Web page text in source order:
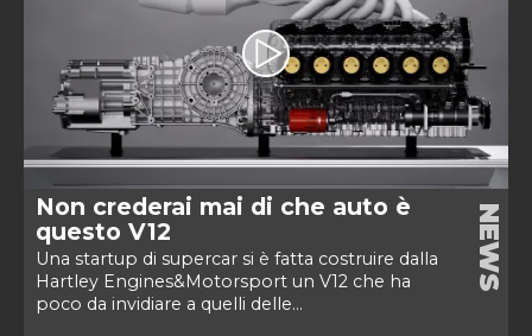
Non crederai mai di che auto è
questo V12
Una startup di supercar si è fatta costruire dalla
Hartley Engines&Motorsport un V12 che ha
poco da invidiare a quelli delle...
NEWS